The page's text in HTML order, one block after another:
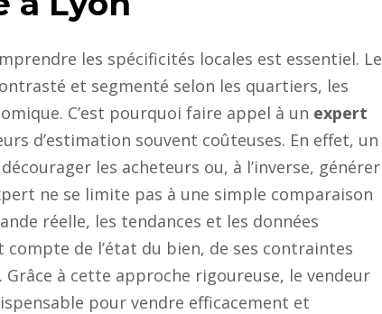
Lyon
avant
fixer
un
prix
de
mise
en
vente
?
les spécificités locales est essentiel. Le
et segmenté selon les quartiers, les
C’est pourquoi faire appel à un expert
d’estimation souvent coûteuses. En effet, un
les acheteurs ou, à l’inverse, générer
ne se limite pas à une simple comparaison
réelle, les tendances et les données
de l’état du bien, de ses contraintes
à cette approche rigoureuse, le vendeur
pour vendre efficacement et